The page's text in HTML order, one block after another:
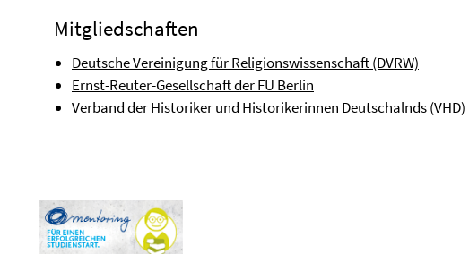
Mitgliedschaften
Deutsche Vereinigung für Religionswissenschaft (DVRW)
Ernst-Reuter-Gesellschaft der FU Berlin
Verband der Historiker und Historikerinnen Deutschalnds (VHD)